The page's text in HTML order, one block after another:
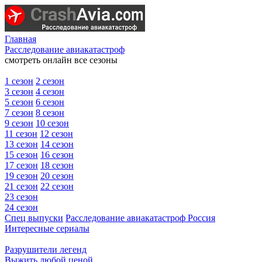
Главная
Расследование авиакатастроф
смотреть онлайн все сезоны
1 сезон 2 сезон
3 сезон 4 сезон
5 сезон 6 сезон
7 сезон 8 сезон
9 сезон 10 сезон
11 сезон 12 сезон
13 сезон 14 сезон
15 сезон 16 сезон
17 сезон 18 сезон
19 сезон 20 сезон
21 сезон 22 сезон
23 сезон
24 сезон
Спец выпуски Расследование авиакатастроф Россия
Интересные сериалы
Разрушители легенд
Выжить любой ценой